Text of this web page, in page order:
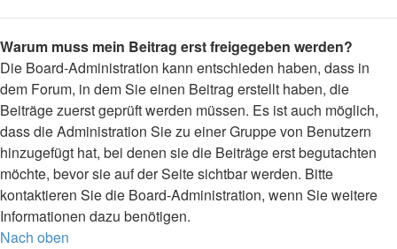
Warum muss mein Beitrag erst freigegeben werden?
Die Board-Administration kann entschieden haben, dass in
dem Forum, in dem Sie einen Beitrag erstellt haben, die
Beiträge zuerst geprüft werden müssen. Es ist auch möglich,
dass die Administration Sie zu einer Gruppe von Benutzern
hinzugefügt hat, bei denen sie die Beiträge erst begutachten
möchte, bevor sie auf der Seite sichtbar werden. Bitte
kontaktieren Sie die Board-Administration, wenn Sie weitere
Informationen dazu benötigen.
Nach oben